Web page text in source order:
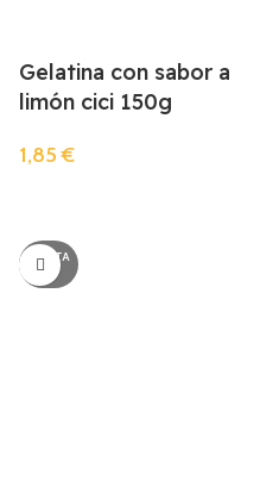
Gelatina con sabor a
limón cici 150g
1,85€
AGOTA
DO